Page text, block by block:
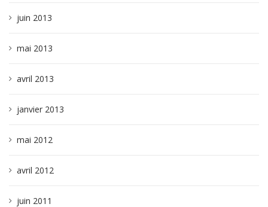
juin 2013
mai 2013
avril 2013
janvier 2013
mai 2012
avril 2012
juin 2011